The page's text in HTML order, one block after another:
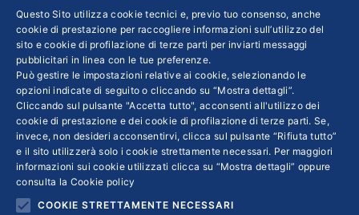
13 Dicembre 2021
SPD, Verdi e Liberali compongono il governo
del nuovo Cancelliere Olaf Scholz, che nei
prossimi mesi dovrà affrontare diversi banchi
di prova, a cominciare dalla revisione del Patto
di Stabilità e Crescita e il programma Next
Generation EU. In politica estera sembra
probabile una scelta di continuità con il
passato, seppure con qualche distinguo nelle
relazioni con la Russia di Putin
Questo Sito utilizza cookie tecnici e, previo tuo consenso, anche
cookie di prestazione per raccogliere informazioni sull’utilizzo del
sito e cookie di profilazione di terze parti per inviarti messaggi
pubblicitari in linea con le tue preferenze.
Può gestire le impostazioni relative ai cookie, selezionando le
opzioni indicate di seguito o cliccando su “Mostra dettagli”.
Cliccando sul pulsante "Accetta tutto", acconsenti all'utilizzo dei
cookie di prestazione e dei cookie di profilazione di terze parti. Se,
invece, non desideri acconsentirvi, clicca sul pulsante “Rifiuta tutto”
e il sito utilizzerà solo i cookie strettamente necessari. Per maggiori
informazioni sui cookie utilizzati clicca su “Mostra dettagli” oppure
consulta la Cookie policy
COOKIE STRETTAMENTE NECESSARI